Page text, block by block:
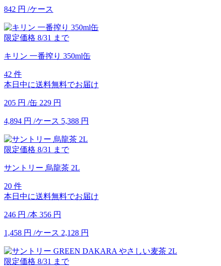
842 円 /ケース
限定価格 8/31 まで
キリン 一番搾り 350ml缶
42 件
本日中に送料無料でお届け
205 円 /缶 229 円
4,894 円 /ケース 5,388 円
限定価格 8/31 まで
サントリー 烏龍茶 2L
20 件
本日中に送料無料でお届け
246 円 /本 356 円
1,458 円 /ケース 2,128 円
限定価格 8/31 まで